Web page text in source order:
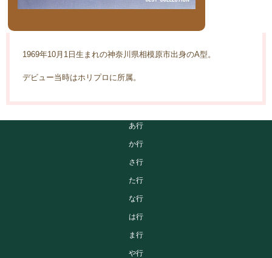
1969年10月1日生まれの神奈川県相模原市出身のA型。
デビュー当時はホリプロに所属。
あ行
か行
さ行
た行
な行
は行
ま行
や行